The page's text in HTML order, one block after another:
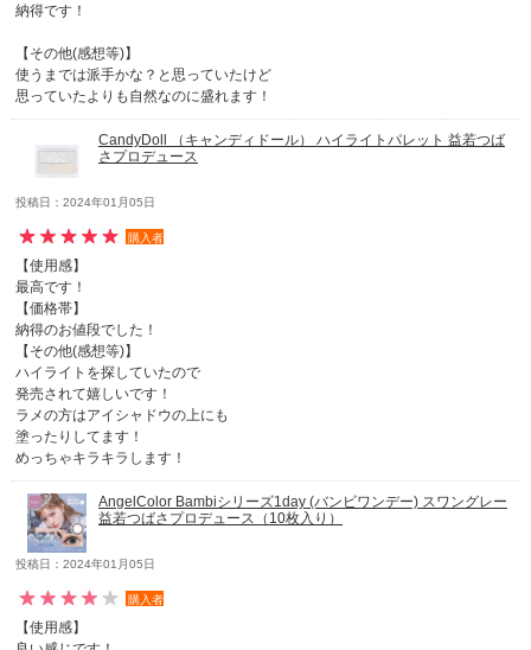
納得です！
【その他(感想等)】
使うまでは派手かな？と思っていたけど
思っていたよりも自然なのに盛れます！
CandyDoll （キャンディドール） ハイライトパレット 益若つば
さプロデュース
投稿日：2024年01月05日
購入者
【使用感】
最高です！
【価格帯】
納得のお値段でした！
【その他(感想等)】
ハイライトを探していたので
発売されて嬉しいです！
ラメの方はアイシャドウの上にも
塗ったりしてます！
めっちゃキラキラします！
AngelColor Bambiシリーズ1day (バンビワンデー) スワングレー
益若つばさプロデュース（10枚入り）
投稿日：2024年01月05日
購入者
【使用感】